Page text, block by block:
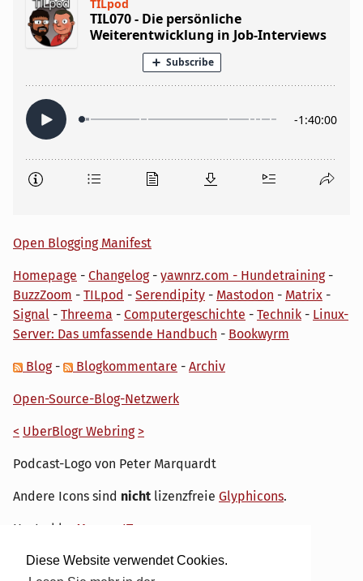
Diese Website verwendet Cookies.
Open Blogging Manifest
Homepage - Changelog- yawnrz.com - Hundetraining-
BuzzZoom - TILpod - Serendipity - Mastodon - Matrix -
Signal - Threema - Computergeschichte - Technik - Linux-
Server: Das umfassende Handbuch - Bookwyrm
Blog- Blogkommentare - Archiv
Open-Source-Blog-Netzwerk
< UberBlogr Webring >
Podcast-Logo von Peter Marquardt
Andere Icons sind nicht lizenzfreie Glyphicons.
Hosted by My own IT.